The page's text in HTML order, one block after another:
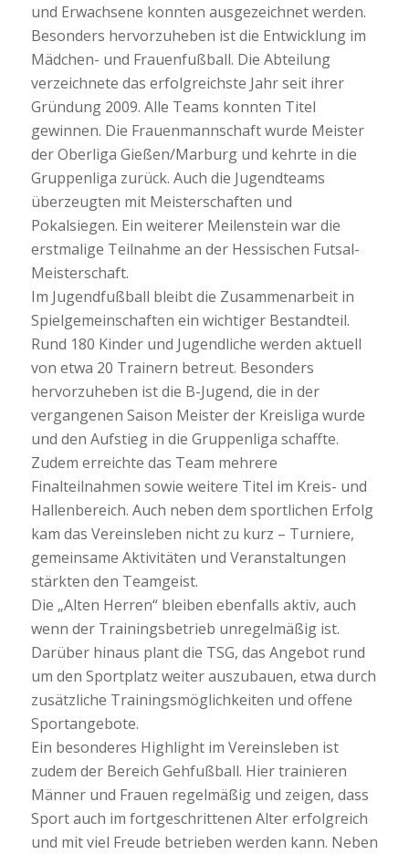
und Erwachsene konnten ausgezeichnet werden.
Besonders hervorzuheben ist die Entwicklung im
Mädchen- und Frauenfußball. Die Abteilung
verzeichnete das erfolgreichste Jahr seit ihrer
Gründung 2009. Alle Teams konnten Titel
gewinnen. Die Frauenmannschaft wurde Meister
der Oberliga Gießen/Marburg und kehrte in die
Gruppenliga zurück. Auch die Jugendteams
überzeugten mit Meisterschaften und
Pokalsiegen. Ein weiterer Meilenstein war die
erstmalige Teilnahme an der Hessischen Futsal-
Meisterschaft.
Im Jugendfußball bleibt die Zusammenarbeit in
Spielgemeinschaften ein wichtiger Bestandteil.
Rund 180 Kinder und Jugendliche werden aktuell
von etwa 20 Trainern betreut. Besonders
hervorzuheben ist die B-Jugend, die in der
vergangenen Saison Meister der Kreisliga wurde
und den Aufstieg in die Gruppenliga schaffte.
Zudem erreichte das Team mehrere
Finalteilnahmen sowie weitere Titel im Kreis- und
Hallenbereich. Auch neben dem sportlichen Erfolg
kam das Vereinsleben nicht zu kurz – Turniere,
gemeinsame Aktivitäten und Veranstaltungen
stärkten den Teamgeist.
Die „Alten Herren“ bleiben ebenfalls aktiv, auch
wenn der Trainingsbetrieb unregelmäßig ist.
Darüber hinaus plant die TSG, das Angebot rund
um den Sportplatz weiter auszubauen, etwa durch
zusätzliche Trainingsmöglichkeiten und offene
Sportangebote.
Ein besonderes Highlight im Vereinsleben ist
zudem der Bereich Gehfußball. Hier trainieren
Männer und Frauen regelmäßig und zeigen, dass
Sport auch im fortgeschrittenen Alter erfolgreich
und mit viel Freude betrieben werden kann. Neben